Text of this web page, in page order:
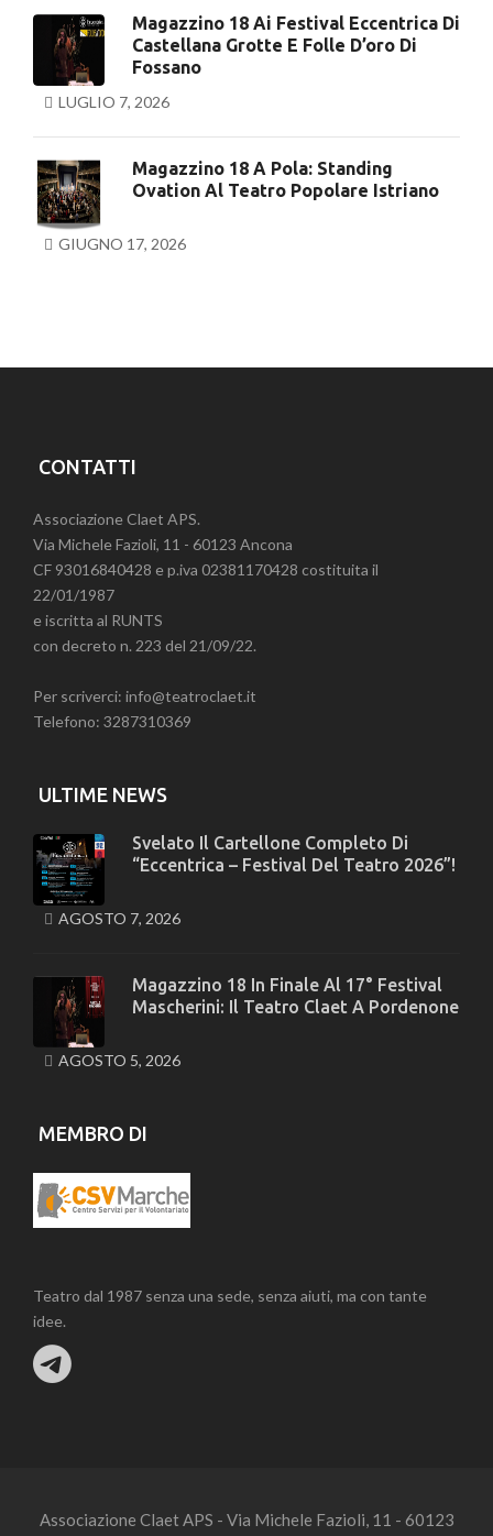
Magazzino 18 Ai Festival Eccentrica Di
Castellana Grotte E Folle D’oro Di
Fossano
LUGLIO 7, 2026
Magazzino 18 A Pola: Standing
Ovation Al Teatro Popolare Istriano
GIUGNO 17, 2026
CONTATTI
Associazione Claet APS.
Via Michele Fazioli, 11 - 60123 Ancona
CF 93016840428 e p.iva 02381170428 costituita il
22/01/1987
e iscritta al RUNTS
con decreto n. 223 del 21/09/22.
Per scriverci: info@teatroclaet.it
Telefono: 3287310369
ULTIME NEWS
Svelato Il Cartellone Completo Di
“Eccentrica – Festival Del Teatro 2026”!
AGOSTO 7, 2026
Magazzino 18 In Finale Al 17° Festival
Mascherini: Il Teatro Claet A Pordenone
AGOSTO 5, 2026
MEMBRO DI
Teatro dal 1987 senza una sede, senza aiuti, ma con tante
idee.
Associazione Claet APS - Via Michele Fazioli, 11 - 60123